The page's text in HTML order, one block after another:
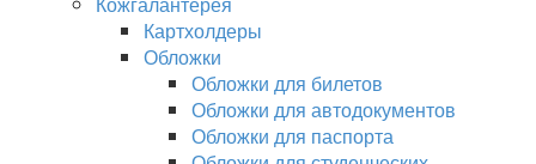
Картхолдеры
Обложки
Обложки для билетов
Обложки для автодокументов
Обложки для паспорта